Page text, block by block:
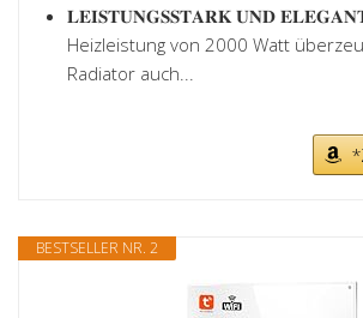
𝐋𝐄𝐈𝐒𝐓𝐔𝐍𝐆𝐒𝐒𝐓𝐀𝐑𝐊 𝐔𝐍𝐃
Heizleistung von 2000 Watt
Radiator auch...
BESTSELLER NR. 2